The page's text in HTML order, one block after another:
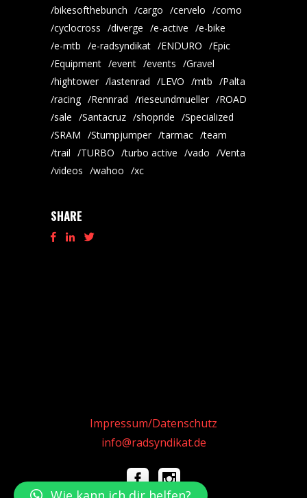
bikesofthebunch
cargo cervelo
como
cyclocross
diverge e-active
e-bike
e-mtb
e-radsyndikat ENDURO
Epic
Equipment
event events
Gravel
hightower
lastenrad LEVO mtb
Palta
racing
Rennrad rieseundmueller
ROAD
sale
Santacruz shopride
Specialized
SRAM
Stumpjumper tarmac
team
trail
TURBO turbo active vado
Venta
videos
wahoo xc
SHARE
Impressum/Datenschutz
info@radsyndikat.de